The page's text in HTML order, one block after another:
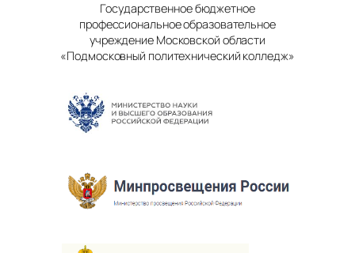
Государственное бюджетное
профессиональное образовательное
учреждение Московской области
«Подмосковный политехнический колледж»